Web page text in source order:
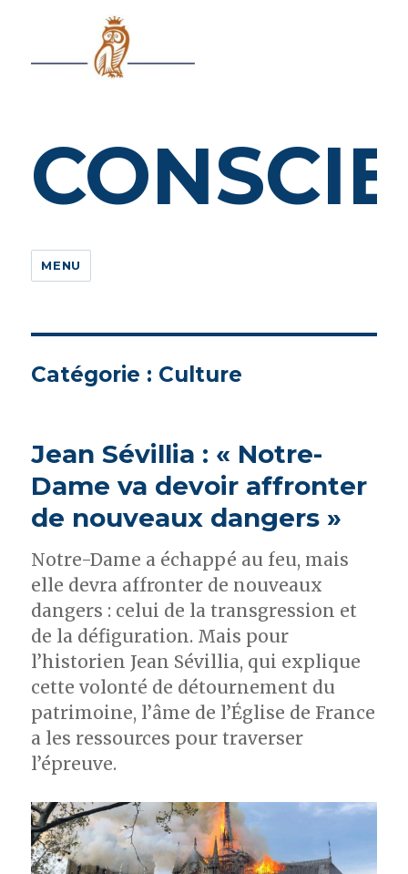
MENU
Catégorie : Culture
Jean Sévillia : « Notre-
Dame va devoir affronter
de nouveaux dangers »
Notre-Dame a échappé au feu, mais
elle devra affronter de nouveaux
dangers : celui de la transgression et
de la défiguration. Mais pour
l’historien Jean Sévillia, qui explique
cette volonté de détournement du
patrimoine, l’âme de l’Église de France
a les ressources pour traverser
l’épreuve.